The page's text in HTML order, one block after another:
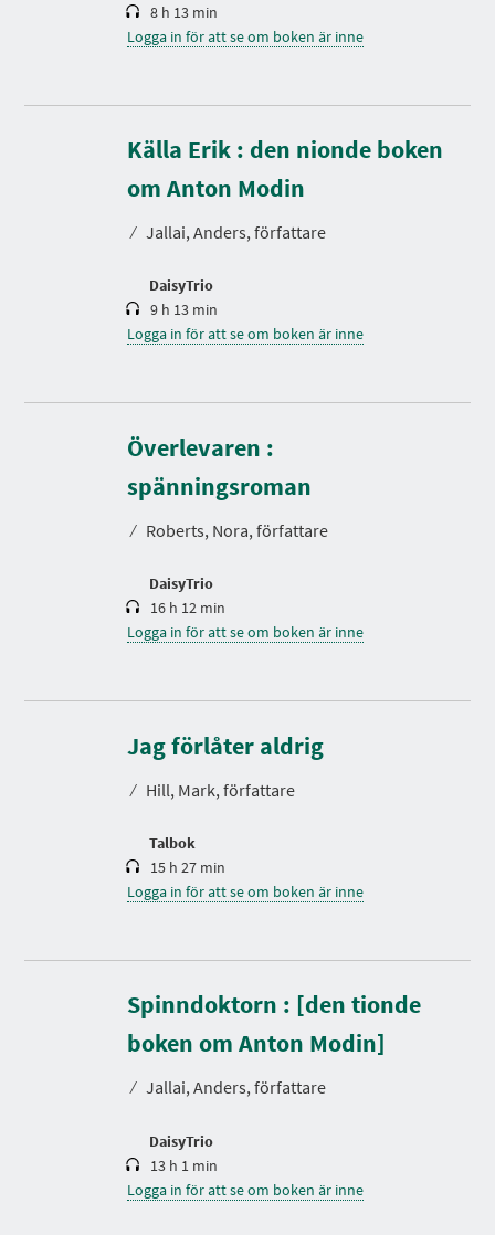
8 h 13 min
Logga in för att se om boken är inne
Källa Erik : den nionde boken
om Anton Modin
⁄ Jallai, Anders, författare
DaisyTrio
S
p
e
l
i
9 h 13 min
Logga in för att se om boken är inne
Överlevaren :
spänningsroman
⁄ Roberts, Nora, författare
DaisyTrio
S
p
e
l
i
16 h 12 min
Logga in för att se om boken är inne
Jag förlåter aldrig
⁄ Hill, Mark, författare
Talbok
S
e
l
i
15 h 27 min
Logga in för att se om boken är inne
Spinndoktorn : [den tionde
boken om Anton Modin]
⁄ Jallai, Anders, författare
DaisyTrio
S
p
e
l
i
13 h 1 min
Logga in för att se om boken är inne